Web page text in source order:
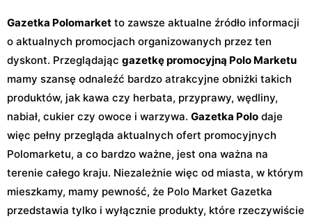
Gazetka Polomarket to zawsze aktualne źródło informacji
o aktualnych promocjach organizowanych przez ten
dyskont. Przeglądając gazetkę promocyjną Polo Marketu
mamy szansę odnaleźć bardzo atrakcyjne obniżki takich
produktów, jak kawa czy herbata, przyprawy, wędliny,
nabiał, cukier czy owoce i warzywa. Gazetka Polo daje
więc pełny przegląda aktualnych ofert promocyjnych
Polomarketu, a co bardzo ważne, jest ona ważna na
terenie całego kraju. Niezależnie więc od miasta, w którym
mieszkamy, mamy pewność, że Polo Market Gazetka
przedstawia tylko i wyłącznie produkty, które rzeczywiście